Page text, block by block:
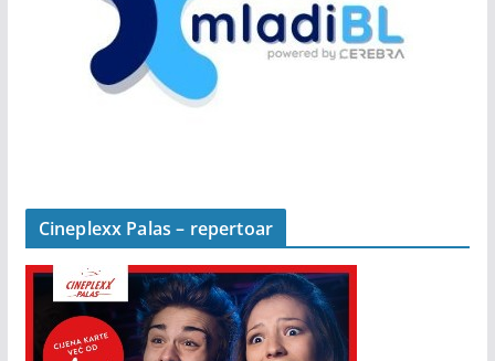
Cineplexx Palas – repertoar